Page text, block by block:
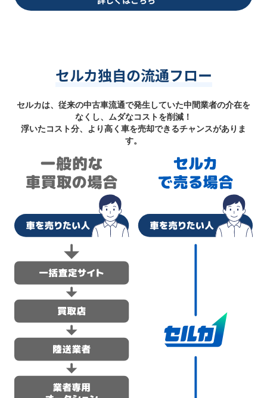
セルカ独自の流通フロー
セルカは、従来の中古車流通で発生していた中間業者の介在を
なくし、ムダなコストを削減！
浮いたコスト分、より高く車を売却できるチャンスがありま
す。